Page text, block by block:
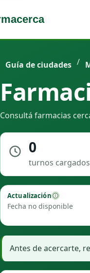
Guía de ciudades /
Consultá farmacias
0
turnos cargados
Actualización
Fecha no disponible
Antes de acercarte,